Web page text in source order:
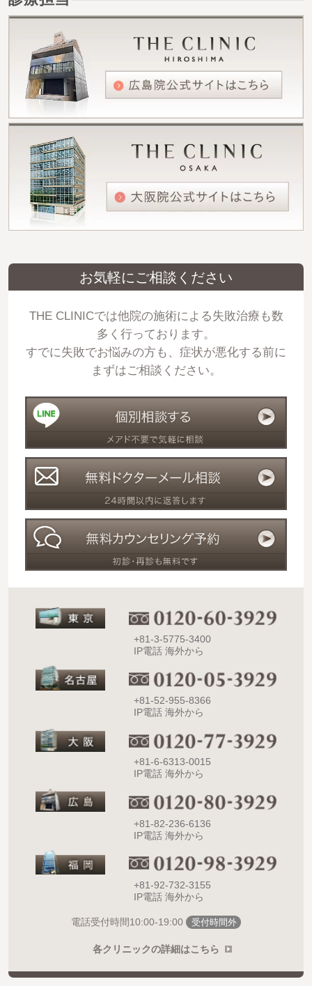
お気軽にご相談ください
THE CLINICでは他院の施術による失敗治療も数
多く行っております。
すでに失敗でお悩みの方も、症状が悪化する前に
まずはご相談ください。
+81-3-5775-3400
IP電話 海外から
+81-52-955-8366
IP電話 海外から
+81-6-6313-0015
IP電話 海外から
+81-82-236-6136
IP電話 海外から
+81-92-732-3155
IP電話 海外から
電話受付時間10:00-19:00 受付時間外
各クリニックの詳細はこちら